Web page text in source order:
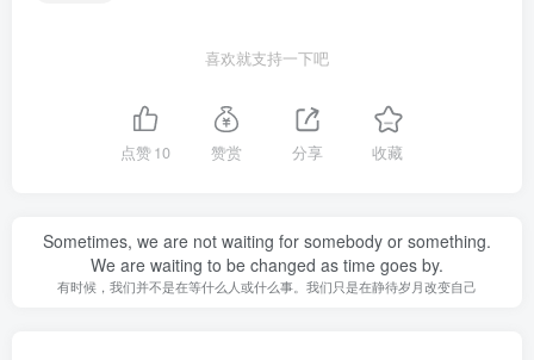
喜欢就支持一下吧
点赞10 赞赏 分享 收藏
Sometimes, we are not waiting for somebody or something.
We are waiting to be changed as time goes by.
有时候，我们并不是在等什么人或什么事。我们只是在静待岁月改变自己